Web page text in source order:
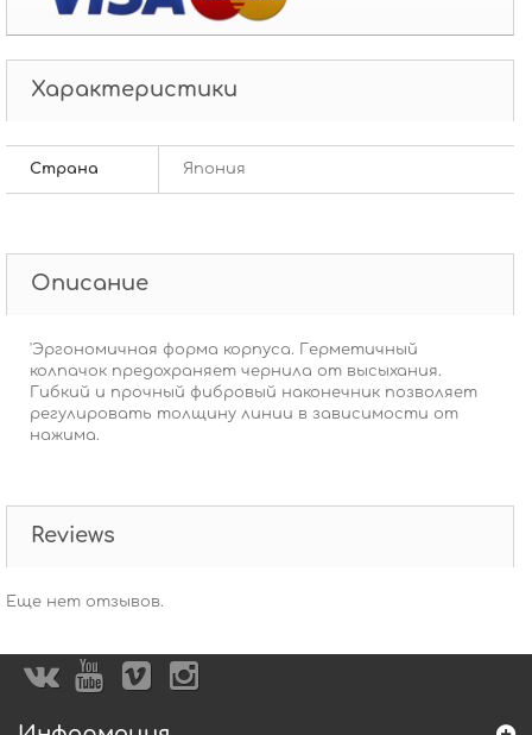
Характеристики
Страна Япония
Описание
'Эргономичная форма корпуса. Герметичный
колпачок предохраняет чернила от высыхания.
Гибкий и прочный фибровый наконечник позволяет
регулировать толщину линии в зависимости от
нажима.
Reviews
Еще нет отзывов.